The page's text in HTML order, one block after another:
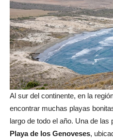
Al sur del continente, en la
encontrar muchas playas
largo de todo el año. Una de
Playa de los Genoveses,